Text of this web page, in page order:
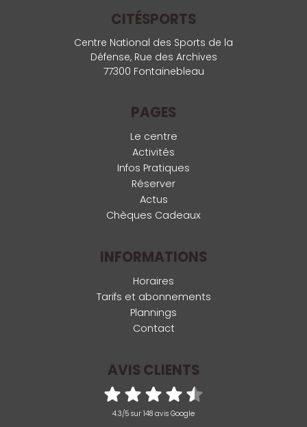
CITÉSPORTS
Centre National des Sports de la
Défense, Rue des Archives
77300 Fontainebleau
PAGES
Le centre
Activités
Infos Pratiques
Réserver
Actus
Chèques Cadeaux
INFORMATIONS
Horaires
Tarifs et abonnements
Plannings
Contact
AVIS CLIENTS
4.3/5 sur 148 avis Google